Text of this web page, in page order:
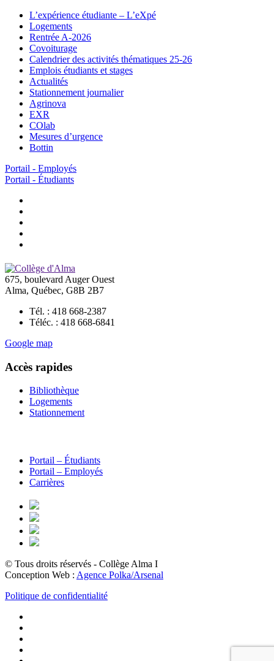
L’expérience étudiante – L’eXpé
Logements
Rentrée A-2026
Covoiturage
Calendrier des activités thématiques 25-26
Emplois étudiants et stages
Actualités
Stationnement journalier
Agrinova
EXR
COlab
Mesures d’urgence
Bottin
Portail - Employés
Portail - Étudiants
675, boulevard Auger Ouest
Alma, Québec, G8B 2B7
Tél. : 418 668-2387
Téléc. : 418 668-6841
Google map
Accès rapides
Bibliothèque
Logements
Stationnement
Portail – Étudiants
Portail – Employés
Carrières
© Tous droits réservés - Collège Alma I
Conception Web : Agence Polka/Arsenal
Politique de confidentialité